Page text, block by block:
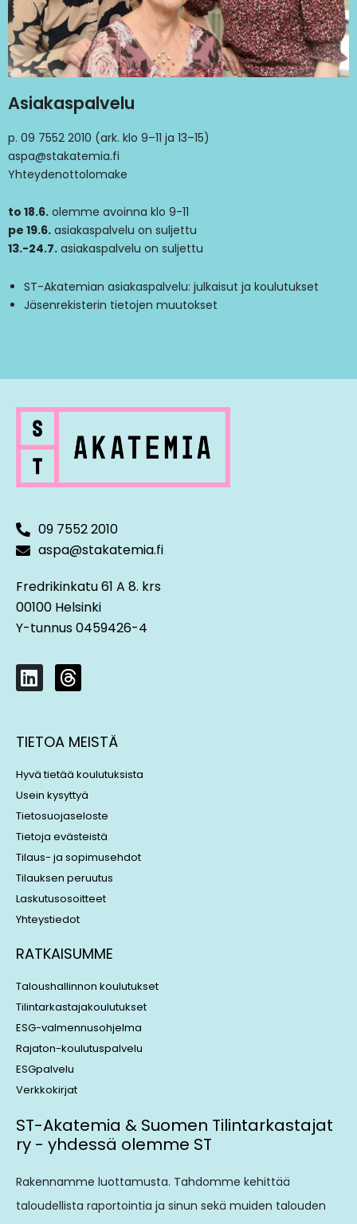
Asiakaspalvelu
p. 09 7552 2010 (ark. klo 9–11 ja 13–15)
aspa@stakatemia.fi
Yhteydenottolomake
to 18.6. olemme avoinna klo 9-11
pe 19.6. asiakaspalvelu on suljettu
13.-24.7. asiakaspalvelu on suljettu
ST-Akatemian asiakaspalvelu: julkaisut ja koulutukset
Jäsenrekisterin tietojen muutokset
09 7552 2010
aspa@stakatemia.fi
Fredrikinkatu 61 A 8. krs
00100 Helsinki
Y-tunnus 0459426-4
L
i
k
e
d
i
n
T
h
e
a
d
s
TIETOA MEISTÄ
Hyvä tietää koulutuksista
Usein kysyttyä
Tietosuojaseloste
Tietoja evästeistä
Tilaus- ja sopimusehdot
Tilauksen peruutus
Laskutusosoitteet
Yhteystiedot
RATKAISUMME
Taloushallinnon koulutukset
Tilintarkastajakoulutukset
ESG-valmennusohjelma
Rajaton-koulutuspalvelu
ESGpalvelu
Verkkokirjat
ST-Akatemia & Suomen Tilintarkastajat
ry - yhdessä olemme ST
Rakennamme luottamusta. Tahdomme kehittää
taloudellista raportointia ja sinun sekä muiden talouden